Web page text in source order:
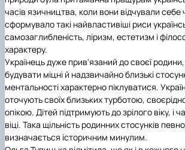
часів язичництва, коли вони відчували
сформувало такі найвластивіші риси
самозаглибленість, ліризм, естетизм і
характеру.
Українець дуже прив'язаний до своєї
будувати міцні й надзвичайно близькі
ментальності характерно піклуватися.
оточують своїх близьких турботою,
опікою. Дітей підтримують до зрілого віку, і
віці. Така щільність родинних стосунків
визначається історичним минулим.